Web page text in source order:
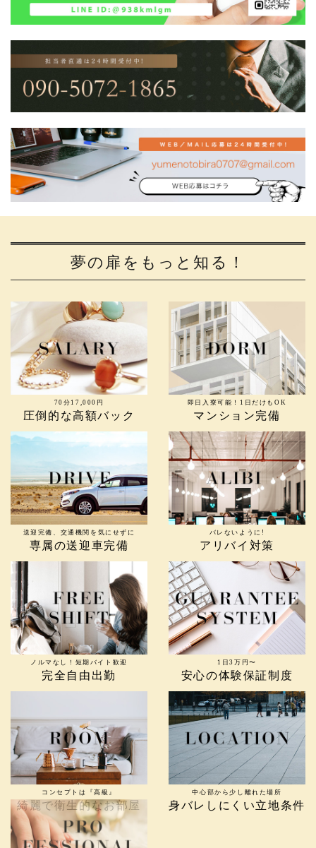
夢の扉をもっと知る！
70分17,000円
圧倒的な高額バック
即日入寮可能！1日だけもOK
マンション完備
送迎完備、交通機関を気にせずに
専属の送迎車完備
バレないように!
アリバイ対策
ノルマなし！短期バイト歓迎
完全自由出勤
1日3万円〜
安心の体験保証制度
コンセプトは『高級』
綺麗で衛生的なお部屋
中心部から少し離れた場所
身バレしにくい立地条件